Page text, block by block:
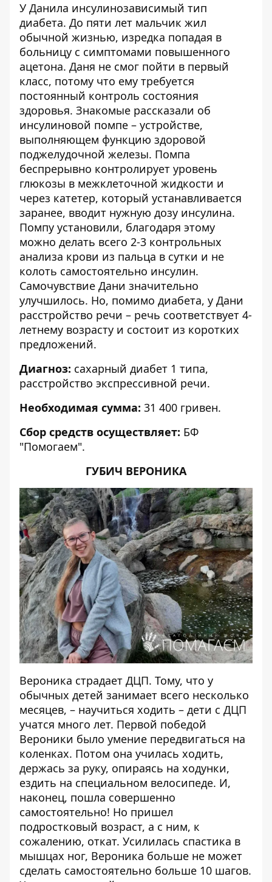
У Данила инсулинозависимый тип
диабета. До пяти лет мальчик жил
обычной жизнью, изредка попадая в
больницу с симптомами повышенного
ацетона. Даня не смог пойти в первый
класс, потому что ему требуется
постоянный контроль состояния
здоровья. Знакомые рассказали об
инсулиновой помпе – устройстве,
выполняющем функцию здоровой
поджелудочной железы. Помпа
беспрерывно контролирует уровень
глюкозы в межклеточной жидкости и
через катетер, который устанавливается
заранее, вводит нужную дозу инсулина.
Помпу установили, благодаря этому
можно делать всего 2-3 контрольных
анализа крови из пальца в сутки и не
колоть самостоятельно инсулин.
Самочувствие Дани значительно
улучшилось. Но, помимо диабета, у Дани
расстройство речи – речь соответствует 4-
летнему возрасту и состоит из коротких
предложений.
Диагноз: сахарный диабет 1 типа,
расстройство экспрессивной речи.
Необходимая сумма: 31 400 гривен.
Сбор средств осуществляет: БФ
"Помогаем".
ГУБИЧ ВЕРОНИКА
Вероника страдает ДЦП. Тому, что у
обычных детей занимает всего несколько
месяцев, – научиться ходить – дети с ДЦП
учатся много лет. Первой победой
Вероники было умение передвигаться на
коленках. Потом она училась ходить,
держась за руку, опираясь на ходунки,
ездить на специальном велосипеде. И,
наконец, пошла совершенно
самостоятельно! Но пришел
подростковый возраст, а с ним, к
сожалению, откат. Усилилась спастика в
мышцах ног, Вероника больше не может
сделать самостоятельно больше 10 шагов.